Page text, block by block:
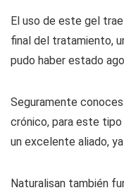
El uso de este gel
final del tratamiento,
pudo haber estado
Seguramente
crónico, para este
un excelente aliado,
Naturalisan también